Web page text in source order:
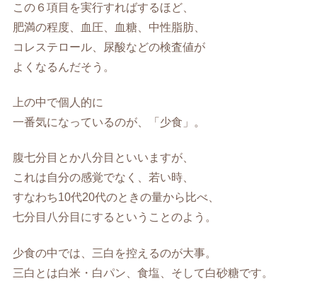
この６項目を実行すればするほど、
肥満の程度、血圧、血糖、中性脂肪、
コレステロール、尿酸などの検査値が
よくなるんだそう。
上の中で個人的に
一番気になっているのが、「少食」。
腹七分目とか八分目といいますが、
これは自分の感覚でなく、若い時、
すなわち10代20代のときの量から比べ、
七分目八分目にするということのよう。
少食の中では、三白を控えるのが大事。
三白とは白米・白パン、食塩、そして白砂糖です。